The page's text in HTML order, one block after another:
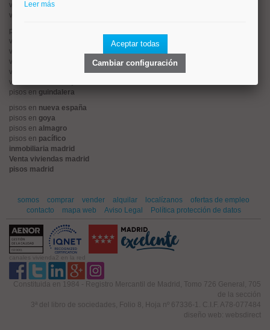
viviendas encentro
viviendas en
pisos en
viviendas en
viviendas en
viviendas en
alonso martinez
viviendas en
arturo soria
viviendas en
pisos en guindalera
pisos en nueva españa
pisos en goya
pisos en almagro
pisos en pacífico
inmobiliaria madrid
Venta viviendas madrid
pisos madrid
somos comprar vender alquilar localízanos
ofertas de empleo
contacto
mapa web Aviso Legal Política protección de datos
canales vivienda2 en la red
Constituida en 1984 - Registro Mercantil de Madrid, Tomo 726 General, 705
de la sección
3ª del libro de sociedades, Folio 8, Hoja nº 67336-1. C.I.F. A78-077484
diseño web: websdirect
Leer más
Aceptar todas
Cambiar configuración